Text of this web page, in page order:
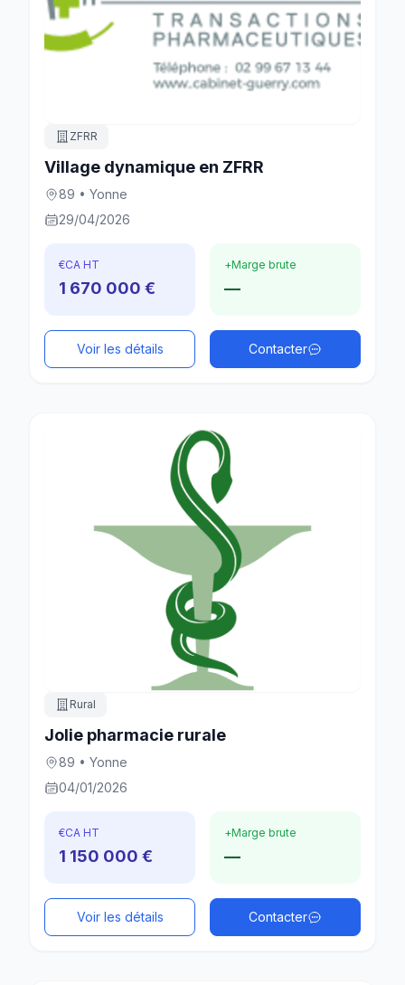
ZFRR
Village dynamique en ZFRR
89 • Yonne
29/04/2026
€CA HT
1 670 000 €
+Marge brute
—
Voir les détails Contacter
Rural
Jolie pharmacie rurale
89 • Yonne
04/01/2026
€CA HT
1 150 000 €
+Marge brute
—
Voir les détails Contacter